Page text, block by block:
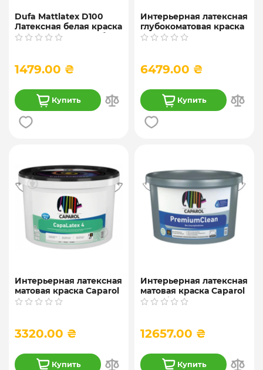
Dufa Mattlatex D100
Латексная белая краска
для внутренних работ,
1479.00 ₴
Купить
Интерьерная латексная
глубокоматовая краска
Caparol "Samtex 2 E.L.F.
6479.00 ₴
Купить
Интерьерная латексная
матовая краска Caparol
"CapaLatex 4" База 3,
3320.00 ₴
Купить
Интерьерная латексная
матовая краска Caparol
"PremiumClean E.L.F."
12657.00 ₴
Купить